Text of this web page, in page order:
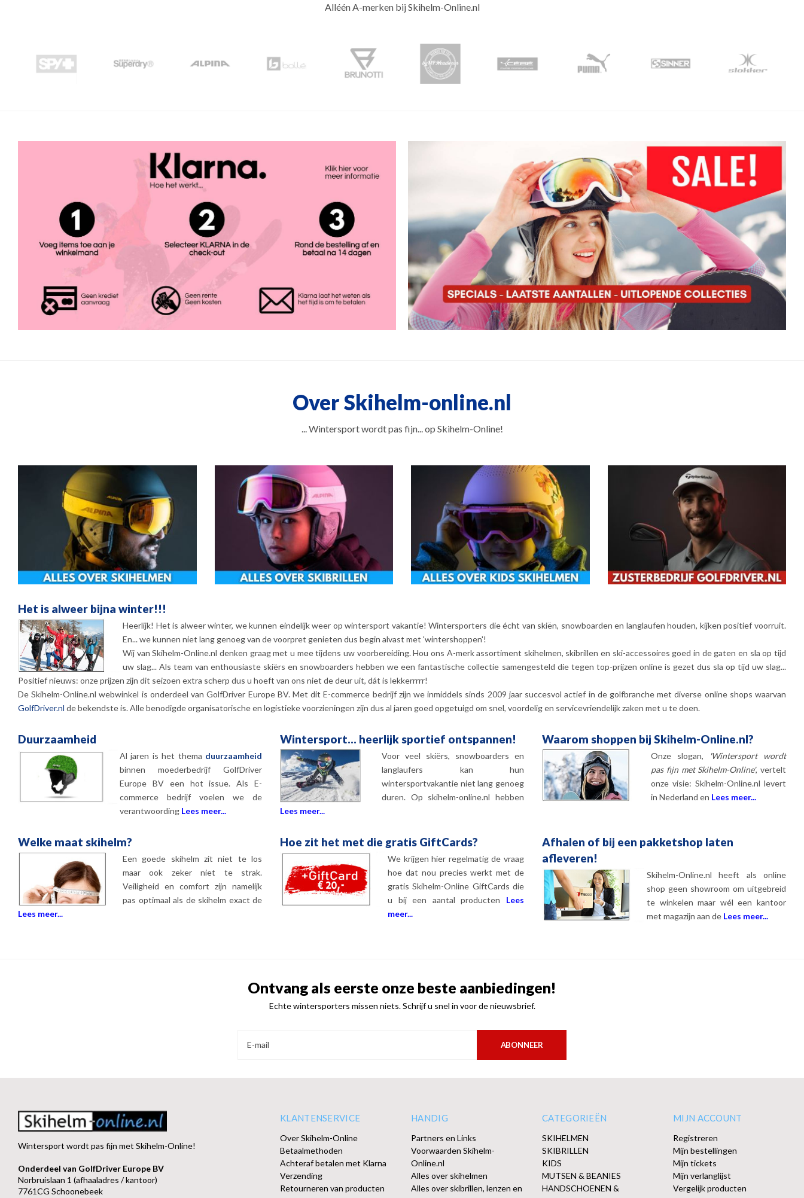
Alléén A-merken bij Skihelm-Online.nl
Over Skihelm-online.nl
... Wintersport wordt pas fijn... op Skihelm-Online!
Het is alweer bijna winter!!!
Heerlijk! Het is alweer winter, we kunnen eindelijk weer op wintersport vakantie! Wintersporters die écht van skiën, snowboarden en langlaufen houden, kijken positief voorruit.
En... we kunnen niet lang genoeg van de voorpret genieten dus begin alvast met 'wintershoppen'!
Wij van Skihelm-Online.nl denken graag met u mee tijdens uw voorbereiding. Hou ons A-merk assortiment skihelmen, skibrillen en ski-accessoires goed in de gaten en sla op tijd
uw slag... Als team van enthousiaste skiërs en snowboarders hebben we een fantastische collectie samengesteld die tegen top-prijzen online is gezet dus sla op tijd uw slag...
Positief nieuws: onze prijzen zijn dit seizoen extra scherp dus u hoeft van ons niet de deur uit, dát is lekkerrrrr!
De Skihelm-Online.nl webwinkel is onderdeel van GolfDriver Europe BV. Met dit E-commerce bedrijf zijn we inmiddels sinds 2009 jaar succesvol actief in de golfbranche met diverse online shops waarvan
GolfDriver.nl de bekendste is. Alle benodigde organisatorische en logistieke voorzieningen zijn dus al jaren goed opgetuigd om snel, voordelig en servicevriendelijk zaken met u te doen.
Duurzaamheid
Al jaren is het thema duurzaamheid
binnen moederbedrijf GolfDriver
Europe BV een hot issue. Als E-
commerce bedrijf voelen we de
verantwoording Lees meer...
Wintersport... heerlijk sportief ontspannen!
Voor veel skiërs, snowboarders en
langlaufers kan hun
wintersportvakantie niet lang genoeg
duren. Op skihelm-online.nl hebben
Lees meer...
Waarom shoppen bij Skihelm-Online.nl?
Onze slogan,
'Wintersport wordt
pas fijn met Skihelm-Online', vertelt
onze visie: Skihelm-Online.nl levert
in Nederland en Lees meer...
Welke maat skihelm?
Een goede skihelm zit niet te los
maar ook zeker niet te strak.
Veiligheid en comfort zijn namelijk
pas optimaal als de skihelm exact de
Lees meer...
Hoe zit het met die gratis GiftCards?
We krijgen hier regelmatig de vraag
hoe dat nou precies werkt met de
gratis Skihelm-Online GiftCards die
u bij een aantal producten Lees
meer...
Afhalen of bij een pakketshop laten
afleveren!
Skihelm-Online.nl heeft als online
shop geen showroom om uitgebreid
te winkelen maar wél een kantoor
met magazijn aan de Lees meer...
Ontvang als eerste onze beste aanbiedingen!
Echte wintersporters missen niets. Schrijf u snel in voor de nieuwsbrief.
ABONNEER
Wintersport wordt pas fijn met Skihelm-Online!
Onderdeel van GolfDriver Europe BV
Norbruislaan 1 (afhaaladres / kantoor)
7761CG Schoonebeek
KLANTENSERVICE
Over Skihelm-Online
Betaalmethoden
Achteraf betalen met Klarna
Verzending
Retourneren van producten
HANDIG
Partners en Links
Voorwaarden Skihelm-
Online.nl
Alles over skihelmen
Alles over skibrillen, lenzen en
CATEGORIEËN
SKIHELMEN
SKIBRILLEN
KIDS
MUTSEN & BEANIES
HANDSCHOENEN &
MIJN ACCOUNT
Registreren
Mijn bestellingen
Mijn tickets
Mijn verlanglijst
Vergelijk producten